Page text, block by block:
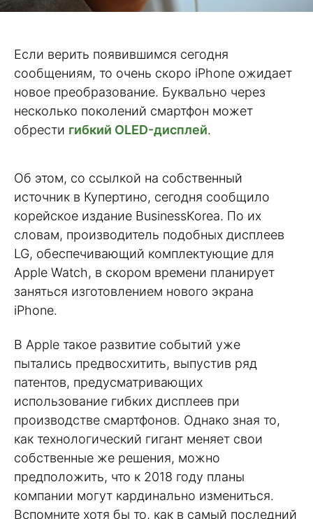
Если верить появившимся сегодня
сообщениям, то очень скоро iPhone ожидает
новое преобразование. Буквально через
несколько поколений смартфон может
обрести гибкий OLED-дисплей.
Об этом, со ссылкой на собственный
источник в Купертино, сегодня сообщило
корейское издание BusinessKorea. По их
словам, производитель подобных дисплеев
LG, обеспечивающий комплектующие для
Apple Watch, в скором времени планирует
заняться изготовлением нового экрана
iPhone.
В Apple такое развитие событий уже
пытались предвосхитить, выпустив ряд
патентов, предусматривающих
использование гибких дисплеев при
производстве смартфонов. Однако зная то,
как технологический гигант меняет свои
собственные же решения, можно
предположить, что к 2018 году планы
компании могут кардинально измениться.
Вспомните хотя бы то, как в самый последний